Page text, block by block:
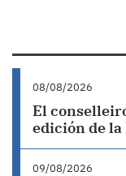
08/08/2026
El
edición de la
09/08/2026